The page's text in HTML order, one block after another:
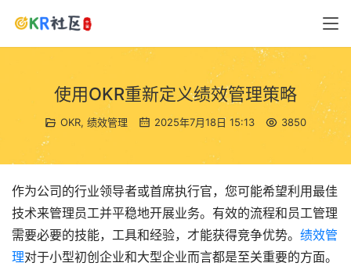
使用OKR重新定义绩效管理策略
OKR, 绩效管理 2025年7月18日 15:13 3850
作为公司的行业领导者或首席执行官，您可能希望利用最佳
技术来管理员工并平稳地开展业务。有效的流程和员工管理
需要必要的技能，工具和经验，才能获得竞争优势。 绩效管
理对于小型初创企业和大型企业而言都是至关重要的方面。